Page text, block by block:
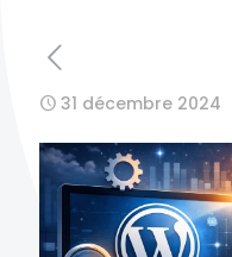
31 décembre 2024